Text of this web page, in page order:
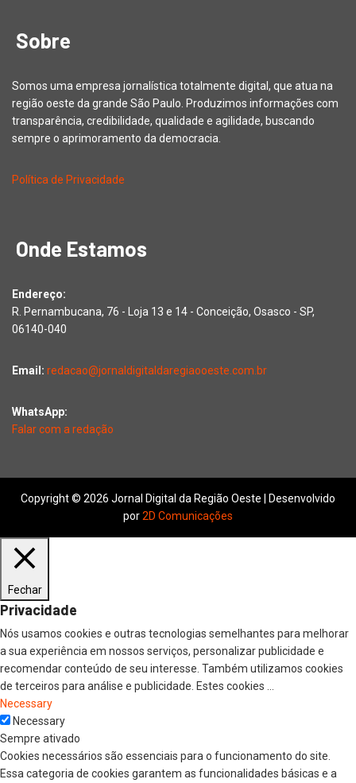
Sobre
Somos uma empresa jornalística totalmente digital, que atua na
região oeste da grande São Paulo. Produzimos informações com
transparência, credibilidade, qualidade e agilidade, buscando
sempre o aprimoramento da democracia.
Política de Privacidade
Onde Estamos
Endereço:
R. Pernambucana, 76 - Loja 13 e 14 - Conceição, Osasco - SP,
06140-040
Email: redacao@jornaldigitaldaregiaooeste.com.br
WhatsApp:
Falar com a redação
Copyright © 2026 Jornal Digital da Região Oeste | Desenvolvido
por2D Comunicações
Fechar
Privacidade
Nós usamos cookies e outras tecnologias semelhantes para melhorar
a sua experiência em nossos serviços, personalizar publicidade e
recomendar conteúdo de seu interesse. Também utilizamos cookies
de terceiros para análise e publicidade. Estes cookies
Necessary
Necessary
Sempre ativado
Cookies necessários são essenciais para o funcionamento do site.
Essa categoria de cookies garantem as funcionalidades básicas e a